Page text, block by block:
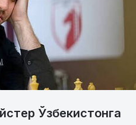
Ўзбекистонга